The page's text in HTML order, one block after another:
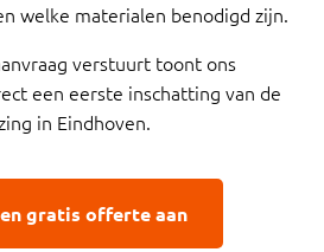
welke materialen benodigd zijn.
verstuurt toont ons
een eerste inschatting van de
in Eindhoven.
gratis offerte aan